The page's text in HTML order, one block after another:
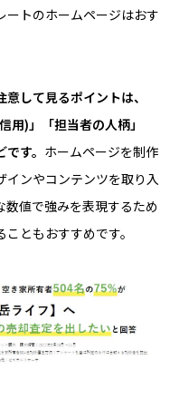
ートのホームページはおす
して見るポイントは、
用)」「担当者の人柄」
す。 ホームページを制作
ンやコンテンツを取り入
値で強みを表現するため
ともおすすめです。